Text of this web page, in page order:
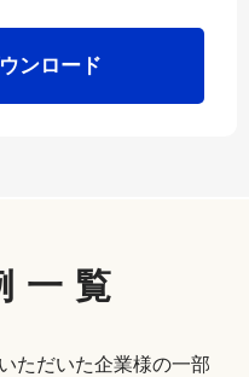
ンロード
一覧
ただいた企業様の一部